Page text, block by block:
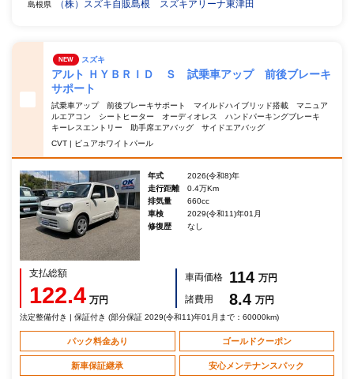
島根県 （株）スズキ自販島根 スズキアリーナ東津田
NEW スズキ
アルト ＨＹＢＲＩＤ Ｓ 試乗車アップ 前後ブレーキ
サポート
試乗車アップ 前後ブレーキサポート マイルドハイブリッド搭載 マニュア
ルエアコン シートヒーター オーディオレス ハンドパーキングブレーキ
キーレスエントリー 助手席エアバッグ サイドエアバッグ
CVT | ピュアホワイトパール
年式
2026(令和8)年
走行距離
0.4万Km
排気量
660cc
車検
2029(令和11)年01月
修復歴
なし
支払総額
122.4 万円
車両価格 114 万円
諸費用
8.4 万円
法定整備付き | 保証付き (部分保証 2029(令和11)年01月まで：60000km)
パック料金あり ゴールドクーポン
新車保証継承 安心メンテナンスパック